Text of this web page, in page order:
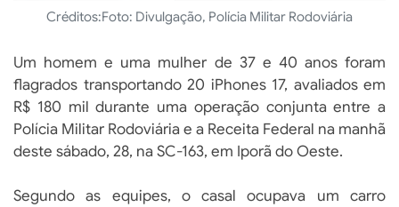
Créditos:Foto: Divulgação, Polícia Militar Rodoviária
Um homem e uma mulher de 37 e 40 anos foram
flagrados transportando 20 iPhones 17, avaliados em
R$ 180 mil durante uma operação conjunta entre a
Polícia Militar Rodoviária e a Receita Federal na manhã
deste sábado, 28, na SC-163, em Iporã do Oeste.
Segundo as equipes, o casal ocupava um carro